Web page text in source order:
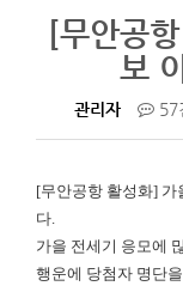
[무안공
보
관리자 57
[무안공항 활성화] 가
다.
가을 전세기 응모에
행운에 당첨자 명단